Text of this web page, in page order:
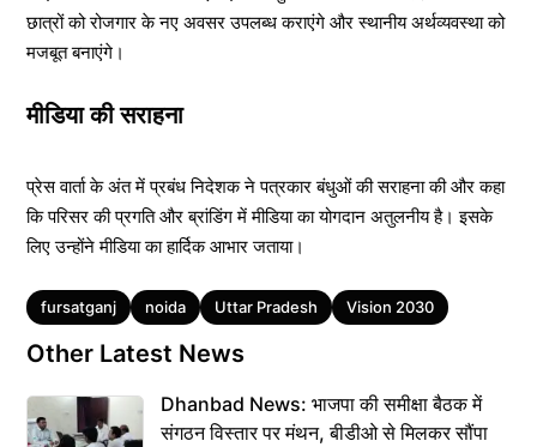
छात्रों को रोजगार के नए अवसर उपलब्ध कराएंगे और स्थानीय अर्थव्यवस्था को
मजबूत बनाएंगे।
मीडिया की सराहना
प्रेस वार्ता के अंत में प्रबंध निदेशक ने पत्रकार बंधुओं की सराहना की और कहा
कि परिसर की प्रगति और ब्रांडिंग में मीडिया का योगदान अतुलनीय है। इसके
लिए उन्होंने मीडिया का हार्दिक आभार जताया।
Tags
fursatganj noida Uttar Pradesh Vision 2030
Other Latest News
Dhanbad News: भाजपा की समीक्षा बैठक में
संगठन विस्तार पर मंथन, बीडीओ से मिलकर सौंपा